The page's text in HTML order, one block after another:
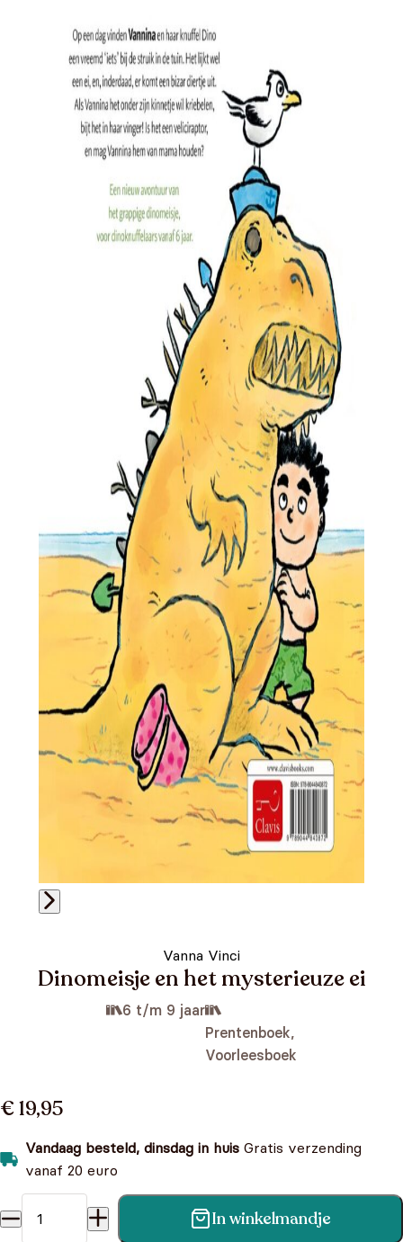
Vanna Vinci
Dinomeisje en het mysterieuze ei
6 t/m 9 jaar
Prentenboek,
Voorleesboek
€ 19,95
Vandaag besteld, dinsdag in huis Gratis verzending
vanaf 20 euro
Dinomeisje en het mysterieuze ei aantalIn winkelmandje